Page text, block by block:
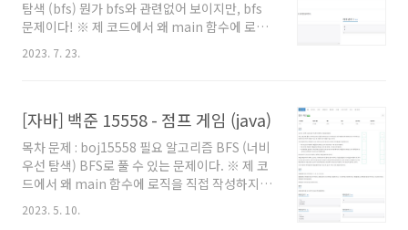
자. 문제로 주어진 부분을 그래프로 변경해 생각
해보는 아이디어가 필요한 문제로, 교육적으로도
보다 더 잘했다..
탐색 (bfs) 뭔가 bfs와 관련없어 보이지만, bfs
문제이다! ※ 제 코드에서 왜 main 함수에 로직
않고 BufferedReader를 사용했는지 등에 대해
는 분이나, 백준에서 자바로 풀 때의 팁을 원하시
는 분들도 보시는걸 추천드립니다. 풀이 BFS를
모른다면 우선 '이 글'을 참고해보자. 결국 이 문
제에서 중요한건 '구간 (x1, y1)에서 구간 (x2,
y2)로 이동하려면 x2 < x1 < y2 또는 x2 < y1 <
y2를 만족' 이 부분이다. 처음엔 서로소 집합
2023. 7. 23.
[자바] 백준 15558 - 점프 게임 (java)
목차 문제 : boj15558 필요 알고리즘 BFS (너비
우선 탐색) BFS로 풀 수 있는 문제이다. ※ 제 코
드에서 왜 main 함수에 로직을 직접 작성하지 않
BufferedReader를 사용했는지 등에 대해서는
2023. 5. 10.